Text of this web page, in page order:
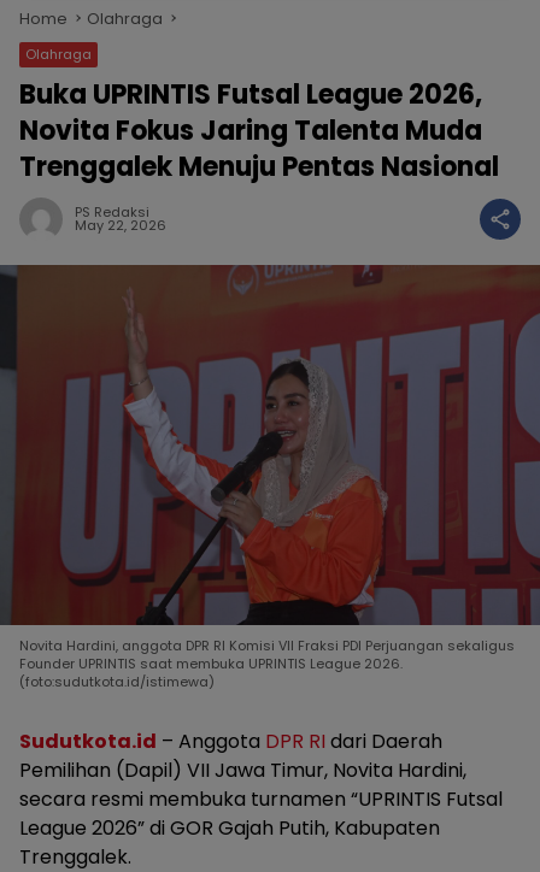
Home Olahraga
Olahraga
Buka UPRINTIS Futsal League 2026,
Novita Fokus Jaring Talenta Muda
Trenggalek Menuju Pentas Nasional
PS Redaksi
May 22, 2026
Novita Hardini, anggota DPR RI Komisi VII Fraksi PDI Perjuangan sekaligus
Founder UPRINTIS saat membuka UPRINTIS League 2026.
(foto:sudutkota.id/istimewa)
Sudutkota.id – Anggota DPR RI dari Daerah
Pemilihan (Dapil) VII Jawa Timur, Novita Hardini,
secara resmi membuka turnamen “UPRINTIS Futsal
League 2026” di GOR Gajah Putih, Kabupaten
Trenggalek.